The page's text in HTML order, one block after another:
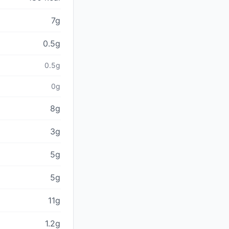
7g
0.5g
0.5g
0g
8g
3g
5g
5g
11g
1.2g